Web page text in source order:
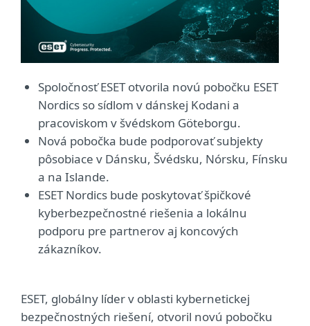
Spoločnosť ESET otvorila novú pobočku ESET
Nordics so sídlom v dánskej Kodani a
pracoviskom v švédskom Göteborgu.
Nová pobočka bude podporovať subjekty
pôsobiace v Dánsku, Švédsku, Nórsku, Fínsku
a na Islande.
ESET Nordics bude poskytovať špičkové
kyberbezpečnostné riešenia a lokálnu
podporu pre partnerov aj koncových
zákazníkov.
ESET, globálny líder v oblasti kybernetickej
bezpečnostných riešení, otvoril novú pobočku